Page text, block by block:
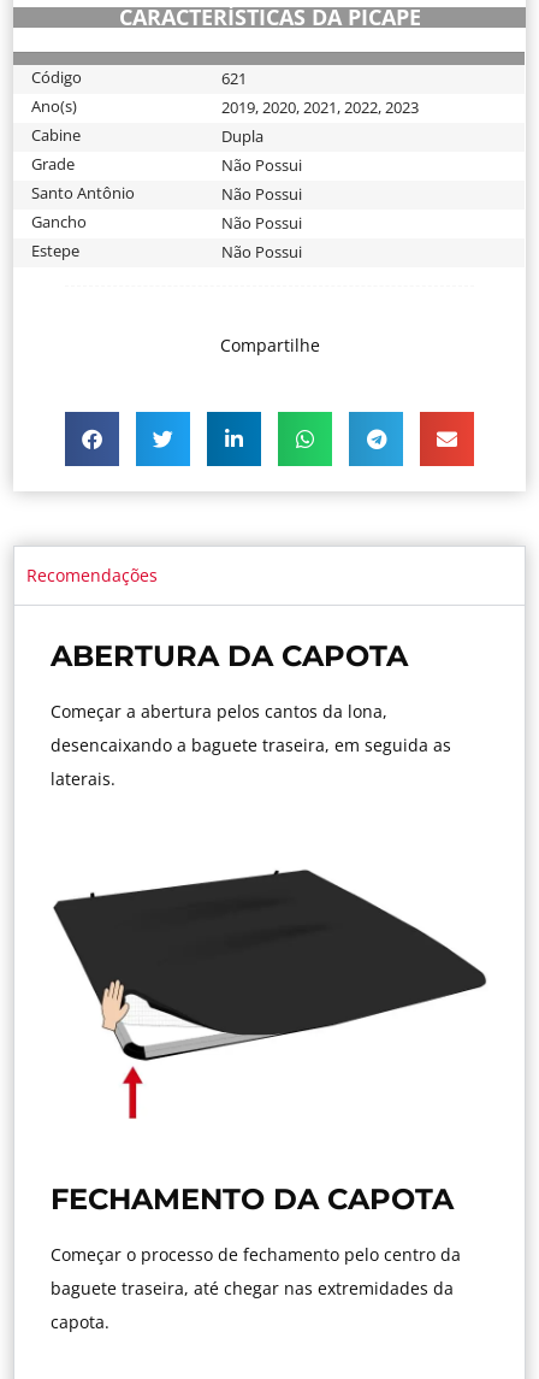
CARACTERÍSTICAS DA PICAPE
Código
621
Ano(s)
2019,2020,2021,2022,2023
Cabine
Dupla
Grade
Não Possui
Santo Antônio
Não Possui
Gancho
Não Possui
Estepe
Não Possui
Compartilhe
Recomendações
ABERTURA DA CAPOTA
Começar a abertura pelos cantos da lona,
desencaixando a baguete traseira, em seguida as
laterais.
FECHAMENTO DA CAPOTA
Começar o processo de fechamento pelo centro da
baguete traseira, até chegar nas extremidades da
capota.